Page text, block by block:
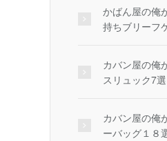
かばん屋の俺
持ちブリーフ
カバン屋の俺
スリュック7選
カバン屋の俺
ーバッグ１８